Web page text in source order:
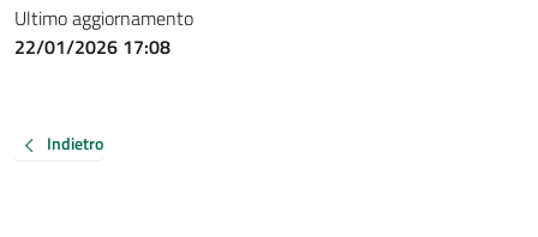
Ultimo aggiornamento
22/01/2026 17:08
Indietro